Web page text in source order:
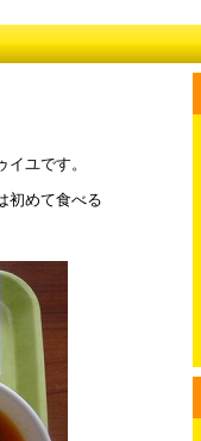
ユです。
初めて食べる